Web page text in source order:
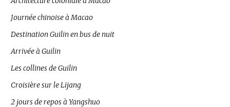
Journée chinoise à Macao
Destination Guilin en bus de nuit
Arrivée à Guilin
Les collines de Guilin
Croisière sur le Lijang
2 jours de repos à Yangshuo